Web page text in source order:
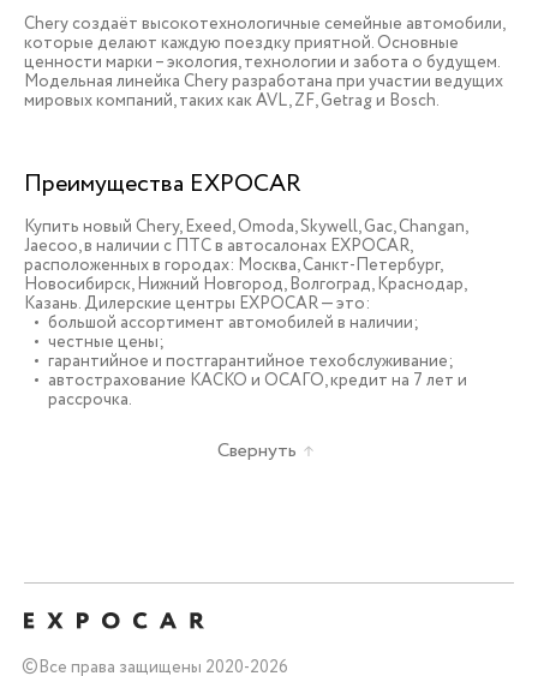
Chery создаёт высокотехнологичные семейные автомобили,
которые делают каждую поездку приятной. Основные
ценности марки – экология, технологии и забота о будущем.
Модельная линейка Chery разработана при участии ведущих
мировых компаний, таких как AVL, ZF, Getrag и Bosch.
Преимущества EXPOCAR
Купить новый Chery, Exeed, Omoda, Skywell, Gac, Changan,
Jaecoo, в наличии c ПТС в автосалонах EXPOCAR,
расположенных в городах: Москва, Санкт-Петербург,
Новосибирск, Нижний Новгород, Волгоград, Краснодар,
Казань. Дилерские центры EXPOCAR — это:
большой ассортимент автомобилей в наличии;
честные цены;
гарантийное и постгарантийное техобслуживание;
автострахование КАСКО и ОСАГО, кредит на 7 лет и
рассрочка.
Свернуть
©Все права защищены 2020-2026